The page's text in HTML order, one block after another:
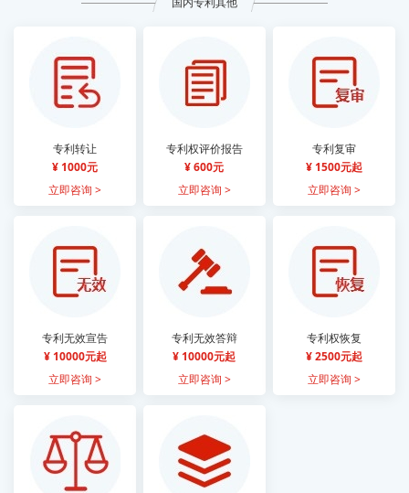
专利转让
¥ 1000元
立即咨询 >
专利权评价报告
¥ 600元
立即咨询 >
专利复审
¥ 1500元起
立即咨询 >
专利无效宣告
¥ 10000元起
立即咨询 >
专利无效答辩
¥ 10000元起
立即咨询 >
专利权恢复
¥ 2500元起
立即咨询 >